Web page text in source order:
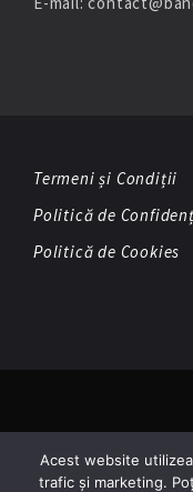
Termeni și Condiții
Politică de
Politică de Cookies
Acest website
trafic și marketing.